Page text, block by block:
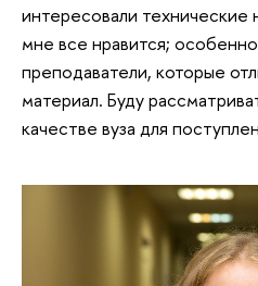
интересовали технические
мне все нравится;
преподаватели, которые
материал. Буду
качестве вуза для